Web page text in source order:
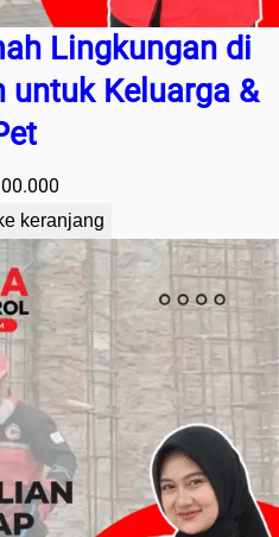
Lingkungan di
untuk Keluarga &
keranjang